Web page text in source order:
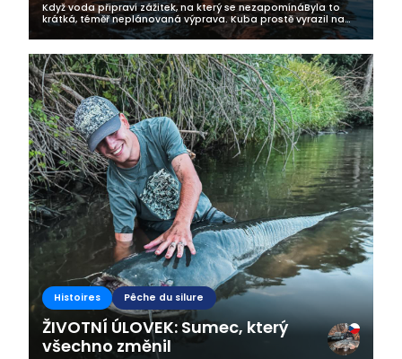
Když voda připraví zážitek, na který se nezapomínáByla to
krátká, téměř neplánovaná výprava. Kuba prostě vyrazil na
vodu – v momentě, kdy mu to přítelkyně zrovna schválila s
úsměvem na tváři....
Histoires Pêche du silure
ŽIVOTNÍ ÚLOVEK: Sumec, který
všechno změnil